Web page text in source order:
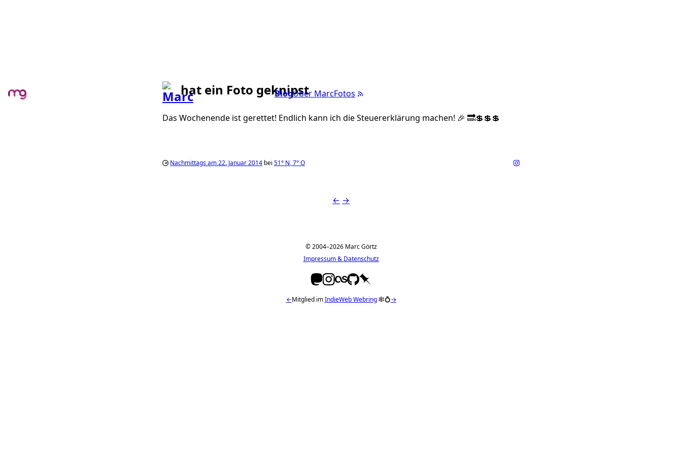
BlogÜber MarcFotos
hat ein Foto geknipst
Das Wochenende ist gerettet! Endlich kann ich die Steuererklärung machen! 🎉 🔜💲💲💲
Nachmittags am 22. Januar 2014 bei 51° N,7°O
← →
© 2004–2026 Marc Görtz
Impressum & Datenschutz
←Mitglied imIndieWeb Webring🕸💍→